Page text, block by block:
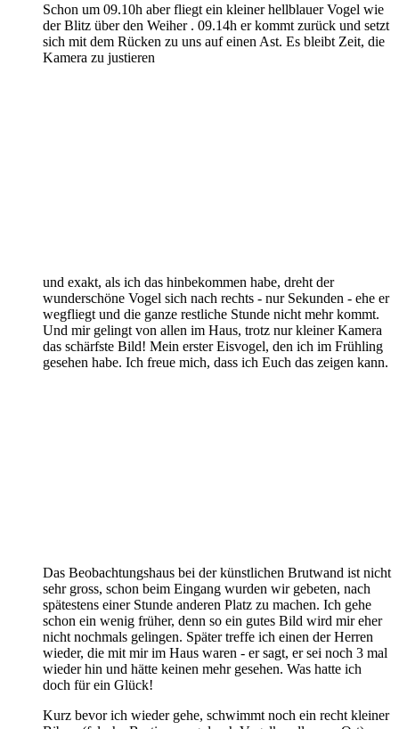
Schon um 09.10h aber fliegt ein kleiner hellblauer Vogel wie
der Blitz über den Weiher . 09.14h er kommt zurück und setzt
sich mit dem Rücken zu uns auf einen Ast. Es bleibt Zeit, die
Kamera zu justieren
und exakt, als ich das hinbekommen habe, dreht der
wunderschöne Vogel sich nach rechts - nur Sekunden - ehe er
wegfliegt und die ganze restliche Stunde nicht mehr kommt.
Und mir gelingt von allen im Haus, trotz nur kleiner Kamera
das schärfste Bild! Mein erster Eisvogel, den ich im Frühling
gesehen habe. Ich freue mich, dass ich Euch das zeigen kann.
Das Beobachtungshaus bei der künstlichen Brutwand ist nicht
sehr gross, schon beim Eingang wurden wir gebeten, nach
spätestens einer Stunde anderen Platz zu machen. Ich gehe
schon ein wenig früher, denn so ein gutes Bild wird mir eher
nicht nochmals gelingen. Später treffe ich einen der Herren
wieder, die mit mir im Haus waren - er sagt, er sei noch 3 mal
wieder hin und hätte keinen mehr gesehen. Was hatte ich
doch für ein Glück!
Kurz bevor ich wieder gehe, schwimmt noch ein recht kleiner